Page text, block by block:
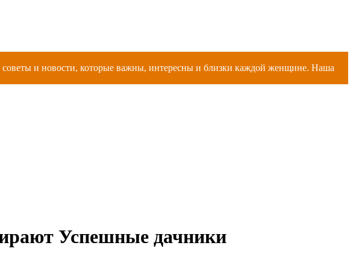
советы и новости, которые важны, интересны и близки каждой женщине. Наша
Успешные дачники